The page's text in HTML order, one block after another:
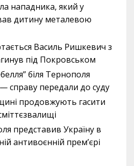
нападника, який у
дитину металевою
Василь Ришкевич з
під Покровськом
біля Тернополя
справу передали до суду
продовжують гасити
представив Україну в
антивоєнній прем’єрі